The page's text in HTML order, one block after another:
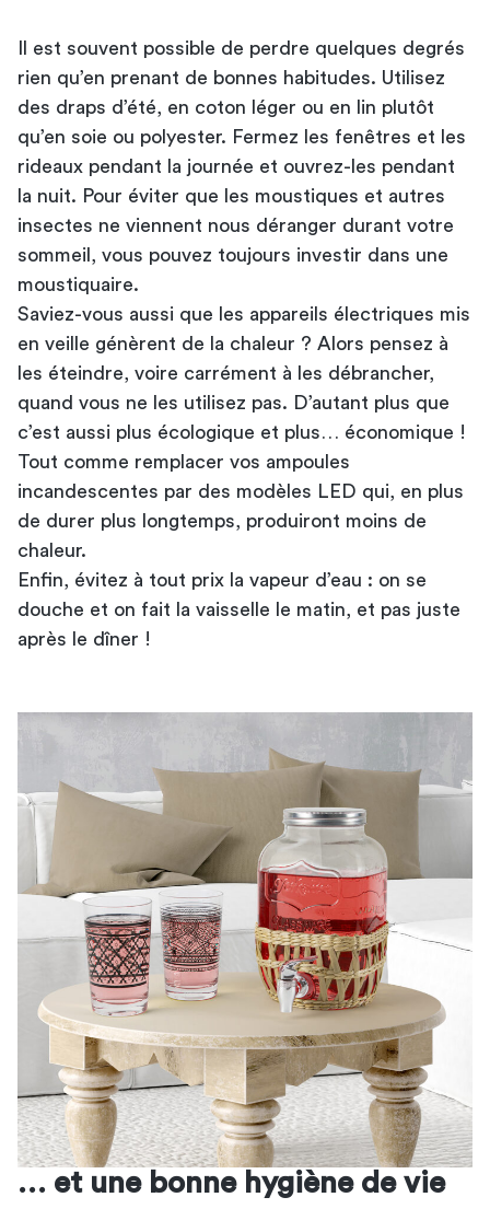
Il est souvent possible de perdre quelques degrés
rien qu’en prenant de bonnes habitudes. Utilisez
des draps d’été, en coton léger ou en lin plutôt
qu’en soie ou polyester. Fermez les fenêtres et les
rideaux pendant la journée et ouvrez-les pendant
la nuit. Pour éviter que les moustiques et autres
insectes ne viennent nous déranger durant votre
sommeil, vous pouvez toujours investir dans une
moustiquaire.
Saviez-vous aussi que les appareils électriques mis
en veille génèrent de la chaleur ? Alors pensez à
les éteindre, voire carrément à les débrancher,
quand vous ne les utilisez pas. D’autant plus que
c’est aussi plus écologique et plus… économique !
Tout comme remplacer vos ampoules
incandescentes par des modèles LED qui, en plus
de durer plus longtemps, produiront moins de
chaleur.
Enfin, évitez à tout prix la vapeur d’eau : on se
douche et on fait la vaisselle le matin, et pas juste
après le dîner !
… et une bonne hygiène de vie